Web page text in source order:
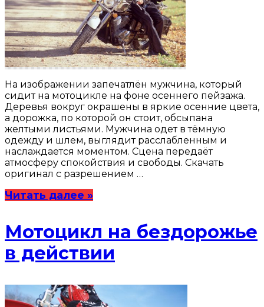
На изображении запечатлён мужчина, который
сидит на мотоцикле на фоне осеннего пейзажа.
Деревья вокруг окрашены в яркие осенние цвета,
а дорожка, по которой он стоит, обсыпана
желтыми листьями. Мужчина одет в тёмную
одежду и шлем, выглядит расслабленным и
наслаждается моментом. Сцена передаёт
атмосферу спокойствия и свободы. Скачать
оригинал с разрешением …
Читать далее »
Мотоцикл на бездорожье
в действии